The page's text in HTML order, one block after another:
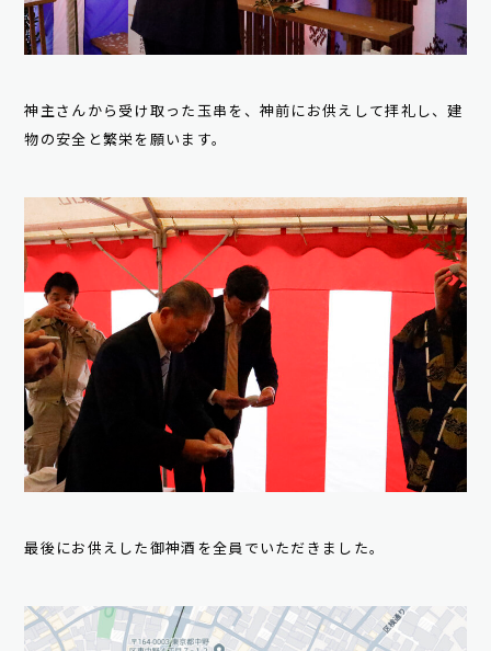
神主さんから受け取った玉串を、神前にお供えして拝礼し、建
物の安全と繁栄を願います。
最後にお供えした御神酒を全員でいただきました。